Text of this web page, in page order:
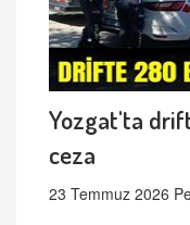
Yozgat'ta
ceza
23 Temmuz 2026